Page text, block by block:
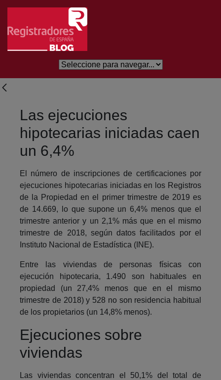
Saltar al contenido principal
Las ejecuciones
hipotecarias iniciadas caen
un 6,4%
El número de inscripciones de certificaciones por
ejecuciones hipotecarias iniciadas en los Registros
de la Propiedad en el primer trimestre de 2019 es
de 14.669, lo que supone un 6,4% menos que el
trimestre anterior y un 2,1% más que en el mismo
trimestre de 2018, según datos facilitados por el
Instituto Nacional de Estadística (INE).
Entre las viviendas de personas físicas con
ejecución hipotecaria, 1.490 son habituales en
propiedad (un 27,4% menos que en el mismo
trimestre de 2018) y 528 no son residencia habitual
de los propietarios (un 14,8% menos).
Ejecuciones sobre
viviendas
Las viviendas concentran el 50,1% del total de